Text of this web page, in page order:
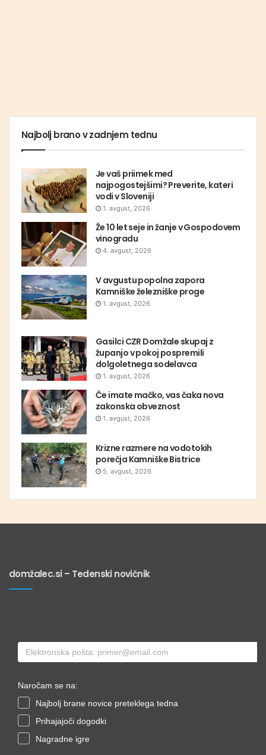
Najbolj brano v zadnjem tednu
Je vaš priimek med
najpogostejšimi? Preverite, kateri
vodi v Sloveniji
1. avgust, 2026
Že 10 let seje in žanje v Gospodovem
vinogradu
4. avgust, 2026
V avgustu popolna zapora
Kamniške železniške proge
1. avgust, 2026
Gasilci CZR Domžale skupaj z
županjo v pokoj pospremili
dolgoletnega sodelavca
1. avgust, 2026
Če imate mačko, vas čaka nova
zakonska obveznost
1. avgust, 2026
Krizne razmere na vodotokih
porečja Kamniške Bistrice
5. avgust, 2026
domžalec.si – Tedenski novičnik
Naročam se na:
Najbolj brane novice preteklega tedna
Prihajajoči dogodki
Nagradne igre